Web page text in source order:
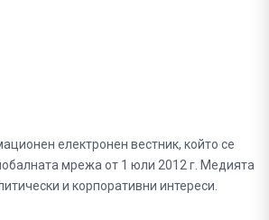
електронен вестник, който се
мрежа от 1 юли 2012 г. Медията
и корпоративни интереси.